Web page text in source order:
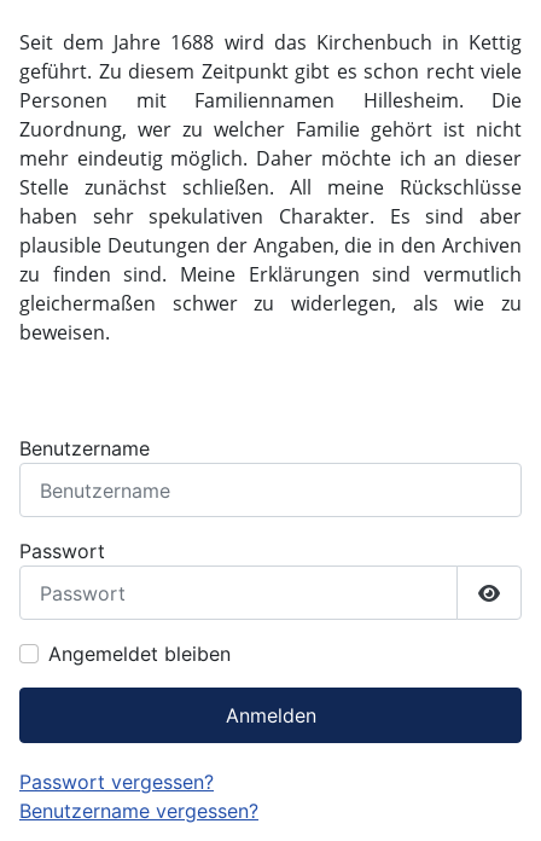
Seit dem Jahre 1688 wird das Kirchenbuch in Kettig
geführt. Zu diesem Zeitpunkt gibt es schon recht viele
Personen mit Familiennamen Hillesheim. Die
Zuordnung, wer zu welcher Familie gehört ist nicht
mehr eindeutig möglich. Daher möchte ich an dieser
Stelle zunächst schließen. All meine Rückschlüsse
haben sehr spekulativen Charakter. Es sind aber
plausible Deutungen der Angaben, die in den Archiven
zu finden sind. Meine Erklärungen sind vermutlich
gleichermaßen schwer zu widerlegen, als wie zu
beweisen.
Benutzername
Passwort
Angemeldet bleiben
Anmelden
Passwort vergessen?
Benutzername vergessen?